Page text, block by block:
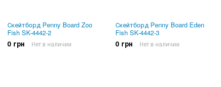
Скейтборд Penny Board Zoo
Fish SK-4442-2
0 грн Нет в наличии
Скейтборд Penny Board Eden
Fish SK-4442-3
0 грн Нет в наличии